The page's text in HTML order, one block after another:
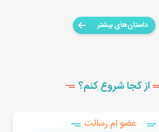
داستان‌های بیشتر
از کجا شروع کنم؟
عضو ام رسالت